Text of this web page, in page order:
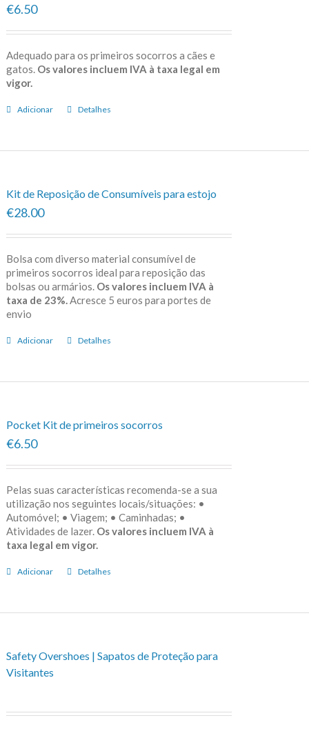
€6.50
Adequado para os primeiros socorros a cães e
gatos. Os valores incluem IVA à taxa legal em
vigor.
Adicionar Detalhes
Kit de Reposição de Consumíveis para estojo
€28.00
Bolsa com diverso material consumível de
primeiros socorros ideal para reposição das
bolsas ou armários. Os valores incluem IVA à
taxa de 23%. Acresce 5 euros para portes de
envio
Adicionar Detalhes
Pocket Kit de primeiros socorros
€6.50
Pelas suas características recomenda-se a sua
utilização nos seguintes locais/situações: •
Automóvel; • Viagem; • Caminhadas; •
Atividades de lazer. Os valores incluem IVA à
taxa legal em vigor.
Adicionar Detalhes
Safety Overshoes | Sapatos de Proteção para
Visitantes